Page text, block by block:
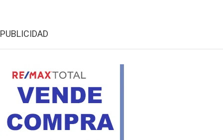
PUBLICIDAD